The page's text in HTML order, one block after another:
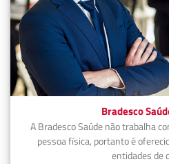
Bradesco
A Bradesco Saúde não trabalha
pessoa física, portanto é
entidades de